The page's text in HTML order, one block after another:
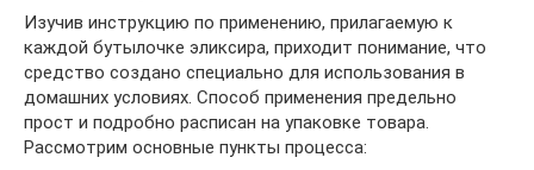
Изучив инструкцию по применению, прилагаемую к
каждой бутылочке эликсира, приходит понимание, что
средство создано специально для использования в
домашних условиях. Способ применения предельно
прост и подробно расписан на упаковке товара.
Рассмотрим основные пункты процесса: